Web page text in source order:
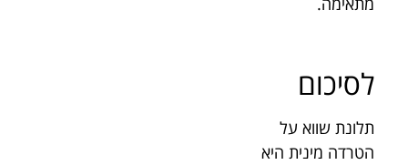
לסיכום
תלונת שווא על
הטרדה מינית היא